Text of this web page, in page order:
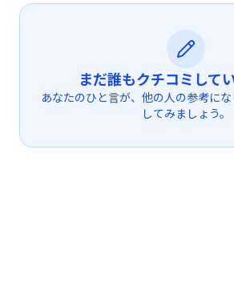
まだ誰もクチコミして
あなたのひと言が、他の人の参考に
してみましょう。